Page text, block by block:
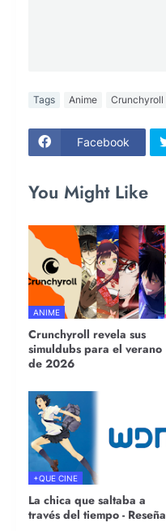
Tags Anime Crunchyroll
Facebook
You Might Like
ANIME
Crunchyroll revela sus
simuldubs para el verano
de 2026
+QUE CINE
La chica que saltaba a
través del tiempo - Reseña